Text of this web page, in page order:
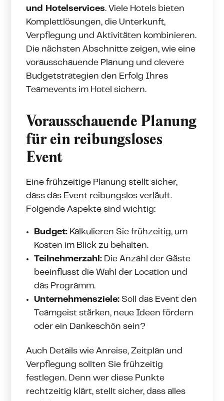
und Hotelservices. Viele Hotels bieten
Komplettlösungen, die Unterkunft,
Verpflegung und Aktivitäten kombinieren.
Die nächsten Abschnitte zeigen, wie eine
vorausschauende Planung und clevere
Budgetstrategien den Erfolg Ihres
Teamevents im Hotel sichern.
Vorausschauende Planung
für ein reibungsloses
Event
Eine frühzeitige Planung stellt sicher,
dass das Event reibungslos verläuft.
Folgende Aspekte sind wichtig:
Budget: Kalkulieren Sie frühzeitig, um
Kosten im Blick zu behalten.
Teilnehmerzahl: Die Anzahl der Gäste
beeinflusst die Wahl der Location und
das Programm.
Unternehmensziele: Soll das Event den
Teamgeist stärken, neue Ideen fördern
oder ein Dankeschön sein?
Auch Details wie Anreise, Zeitplan und
Verpflegung sollten Sie frühzeitig
festlegen. Denn wer diese Punkte
rechtzeitig klärt, stellt sicher, dass alles